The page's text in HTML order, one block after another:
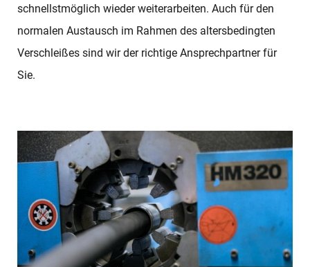
schnellstmöglich wieder weiterarbeiten. Auch für den
normalen Austausch im Rahmen des altersbedingten
Verschleißes sind wir der richtige Ansprechpartner für
Sie.